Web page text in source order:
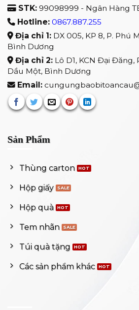
STK: 99098999 - Ngân Hàng
Hotline: 0867.887.255
Địa chỉ 1: DX 005, KP 8, P. Phú
Bình Dương
Địa chỉ 2: Lô D1, KCN Đại Đăng,
Dầu Một, Bình Dương
Email:
Sản Phẩm
Thùng carton
Hộp giấy
Hộp quà
Tem nhãn
Túi quà tặng
Các sản phẩm khác